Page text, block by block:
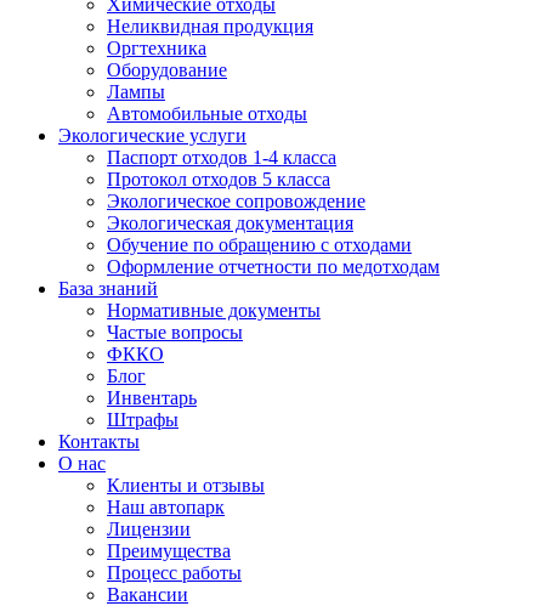
Химические отходы
Неликвидная продукция
Оргтехника
Оборудование
Лампы
Автомобильные отходы
Экологические услуги
Паспорт отходов 1-4 класса
Протокол отходов 5 класса
Экологическое сопровождение
Экологическая документация
Обучение по обращению с отходами
Оформление отчетности по медотходам
База знаний
Нормативные документы
Частые вопросы
ФККО
Блог
Инвентарь
Штрафы
Контакты
О нас
Клиенты и отзывы
Наш автопарк
Лицензии
Преимущества
Процесс работы
Вакансии